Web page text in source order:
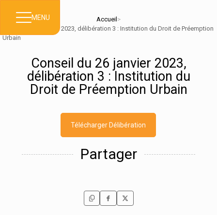
MENU Accueil >
Conseil du 26 janvier 2023, délibération 3 : Institution du Droit de Préemption
Urbain
Conseil du 26 janvier 2023,
délibération 3 : Institution du
Droit de Préemption Urbain
Télécharger Délibération
Partager